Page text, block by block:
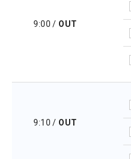
9:00 / OUT
9:10 / OUT